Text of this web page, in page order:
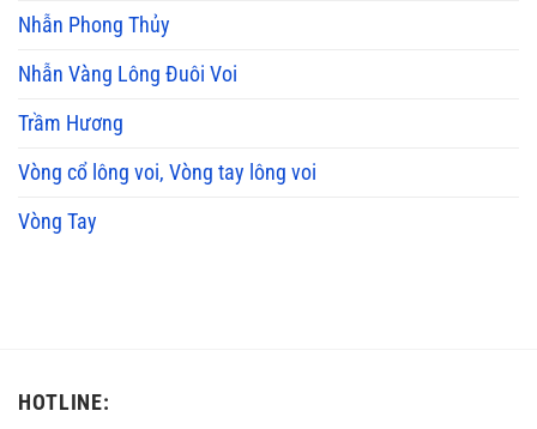
Nhẫn Phong Thủy
Nhẫn Vàng Lông Đuôi Voi
Trầm Hương
Vòng cổ lông voi, Vòng tay lông voi
Vòng Tay
HOTLINE: